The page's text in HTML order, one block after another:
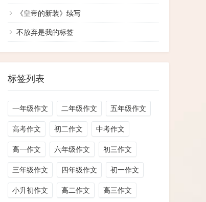
《皇帝的新装》续写
不放弃是我的标签
标签列表
一年级作文 二年级作文 五年级作文
高考作文 初二作文 中考作文
高一作文 六年级作文 初三作文
三年级作文 四年级作文 初一作文
小升初作文 高二作文 高三作文